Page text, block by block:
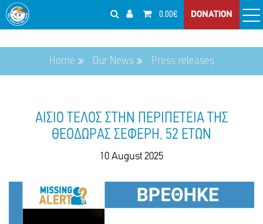
0.00€ DONATION
Home Our News Press releases
ΑΙΣΙΟ ΤΕΛΟΣ ΣΤΗΝ ΠΕΡΙΠΕΤΕΙΑ ΤΗΣ
ΘΕΟΔΩΡΑΣ ΣΕΦΕΡΗ, 52 ΕΤΩΝ
10 August 2025